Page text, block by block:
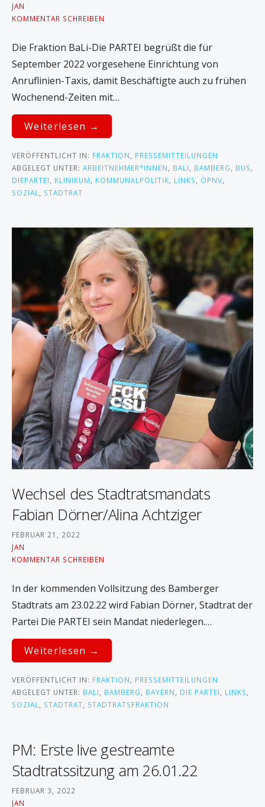
JAN
KOMMENTAR SCHREIBEN
Die Fraktion BaLi-Die PARTEI begrüßt die für
September 2022 vorgesehene Einrichtung von
Anruflinien-Taxis, damit Beschäftigte auch zu frühen
Wochenend-Zeiten mit…
Weiterlesen →
VERÖFFENTLICHT IN: FRAKTION
PRESSEMITTEILUNGEN
ABGELEGT UNTER: ARBEITNEHMER*INNEN BALI BAMBERG BUS
DIEPARTEI
KLINIKUM KOMMUNALPOLITIK LINKS ÖPNV
SOZIAL
STADTRAT
Wechsel des Stadtratsmandats
Fabian Dörner/Alina Achtziger
FEBRUAR 21, 2022
JAN
KOMMENTAR SCHREIBEN
In der kommenden Vollsitzung des Bamberger
Stadtrats am 23.02.22 wird Fabian Dörner, Stadtrat der
Partei Die PARTEI sein Mandat niederlegen.…
Weiterlesen →
VERÖFFENTLICHT IN: FRAKTION
PRESSEMITTEILUNGEN
ABGELEGT UNTER: BALI BAMBERG BAYERN DIE PARTEI LINKS
SOZIAL
STADTRAT STADTRATSFRAKTION
PM: Erste live gestreamte
Stadtratssitzung am 26.01.22
FEBRUAR 3, 2022
JAN